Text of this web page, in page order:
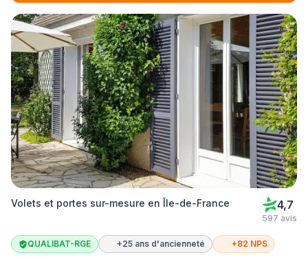
Volets et portes sur-mesure en Île-de-France 4,7
597 avis
QUALIBAT-RGE +25 ans d'ancienneté +82 NPS